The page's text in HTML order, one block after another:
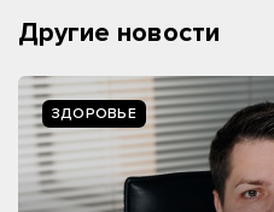
Другие новости
ЗДОРОВЬЕ